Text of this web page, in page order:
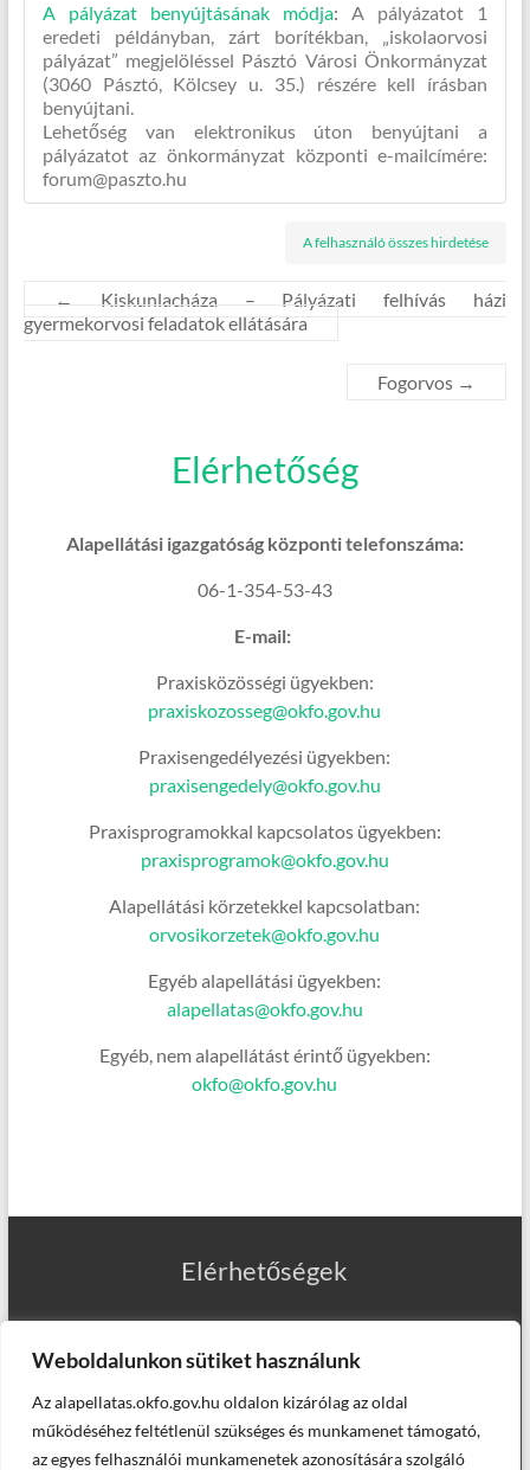
Weboldalunkon sütiket használunk
Az alapellatas.okfo.gov.hu oldalon kizárólag az oldal
működéséhez feltétlenül szükséges és munkamenet támogató,
az egyes felhasználói munkamenetek azonosítására szolgáló
A pályázat benyújtásának módja:A pályázatot 1
eredeti példányban, zárt borítékban, „iskolaorvosi
pályázat” megjelöléssel Pásztó Városi Önkormányzat
(3060 Pásztó, Kölcsey u. 35.) részére kell írásban
benyújtani.
Lehetőség van elektronikus úton benyújtani a
pályázatot az önkormányzat központi e-mailcímére:
forum@paszto.hu
A felhasználó összes hirdetése
←
Kiskunlacháza – Pályázati felhívás házi
gyermekorvosi feladatok ellátására
Fogorvos →
Elérhetőség
Alapellátási igazgatóság központi telefonszáma:
06-1-354-53-43
E-mail:
Praxisközösségi ügyekben:
praxiskozosseg@okfo.gov.hu
Praxisengedélyezési ügyekben:
praxisengedely@okfo.gov.hu
Praxisprogramokkal kapcsolatos ügyekben:
praxisprogramok@okfo.gov.hu
Alapellátási körzetekkel kapcsolatban:
orvosikorzetek@okfo.gov.hu
Egyéb alapellátási ügyekben:
alapellatas@okfo.gov.hu
Egyéb, nem alapellátást érintő ügyekben:
okfo@okfo.gov.hu
Elérhetőségek
Munkatársaink